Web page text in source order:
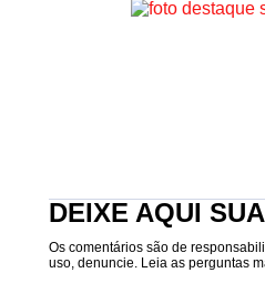
DEIXE AQUI
Os comentários são de
uso, denuncie. Leia as perguntas